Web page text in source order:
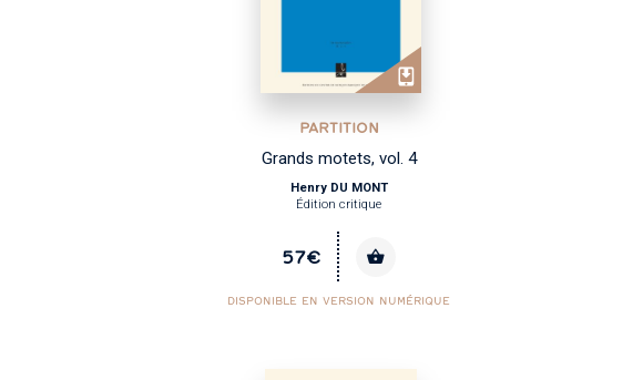
PARTITION
Grands motets, vol. 4
Henry DU MONT
Édition critique
57€
DISPONIBLE EN VERSION NUMÉRIQUE